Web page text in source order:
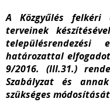
A Közgyűlés
terveinek
településrendezési
határozattal
9/2016. (III.31.)
Szabályzat és
szükséges